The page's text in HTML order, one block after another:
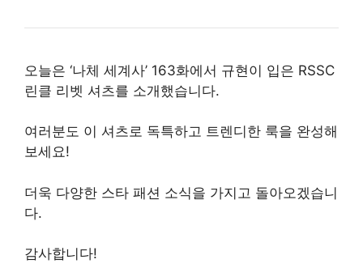
오늘은 ‘나체 세계사’ 163화에서 규현이 ​​입은 RSSC
린클 리벳 셔츠를 소개했습니다.
여러분도 이 셔츠로 독특하고 트렌디한 룩을 완성해
보세요!
더욱 다양한 스타 패션 소식을 가지고 돌아오겠습니
다.
감사합니다!